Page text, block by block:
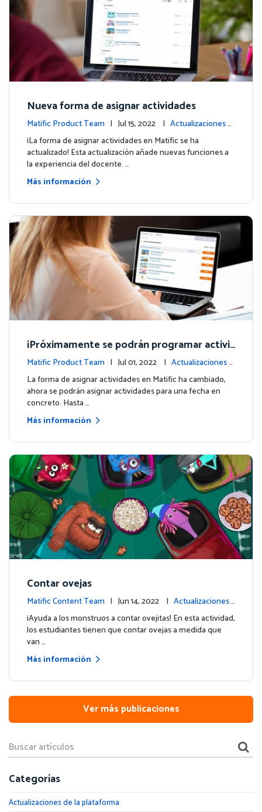
Nueva forma de asignar actividades
Matific Product Team | Jul 15, 2022 | Actualizaciones d
e la plataforma
¡La forma de asignar actividades en Matific se ha
actualizado! Esta actualización añade nuevas funciones a
la experiencia del docente. …
Más información
¡Próximamente se podrán programar activi
dades!
Matific Product Team | Jul 01, 2022 | Actualizaciones d
e la plataforma
La forma de asignar actividades en Matific ha cambiado,
ahora se podrán asignar actividades para una fecha en
concreto. Hasta …
Más información
Contar ovejas
Matific Content Team | Jun 14, 2022 | Actualizaciones
de contenido
¡Ayuda a los monstruos a contar ovejitas! En esta actividad,
los estudiantes tienen que contar ovejas a medida que
van …
Más información
Ver más publicaciones
Categorías
Actualizaciones de la plataforma